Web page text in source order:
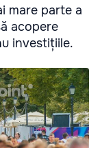
mare parte a
acopere
investițiile.